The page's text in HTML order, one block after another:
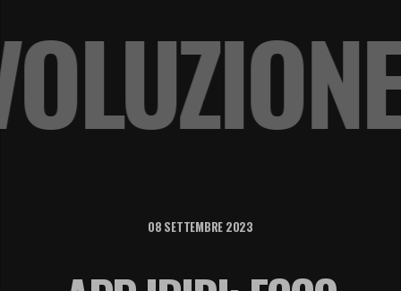
08 SETTEMBRE 2023